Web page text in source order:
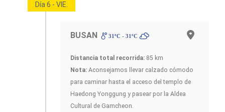
Día 6 - VIE.
BUSAN 31ºC - 31ºC
Distancia total recorrida: 85 km
Nota: Aconsejamos llevar calzado cómodo
para caminar hasta el acceso del templo de
Haedong Yonggung y pasear por la Aldea
Cultural de Gamcheon.